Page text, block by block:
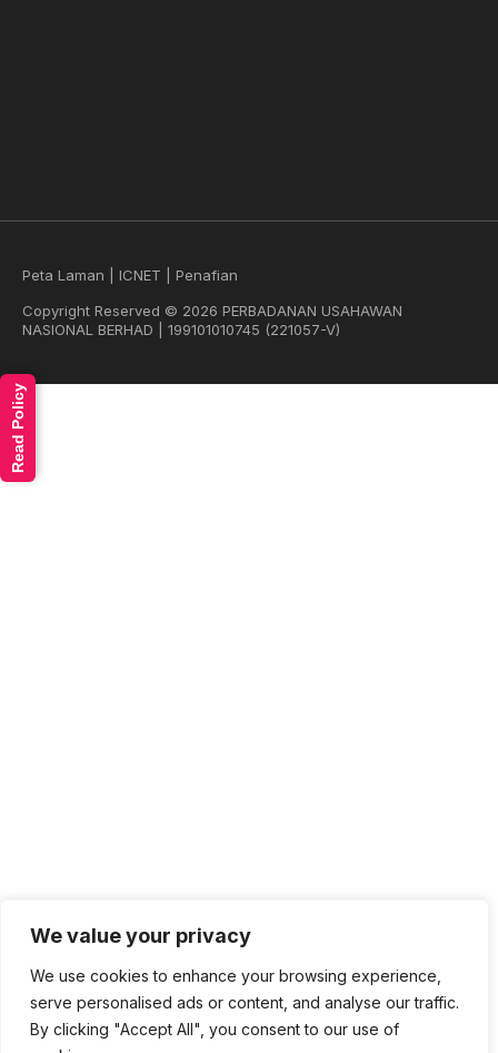
We value your privacy
We use cookies to enhance your browsing experience,
serve personalised ads or content, and analyse our traffic.
By clicking "Accept All", you consent to our use of
Peta Laman ICNET
Penafian
Copyright Reserved © 2026 PERBADANAN USAHAWAN
NASIONAL BERHAD | 199101010745 (221057-V)
Read Policy